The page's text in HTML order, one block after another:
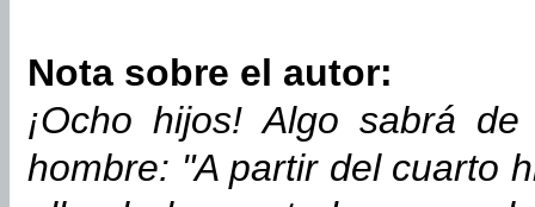
Nota sobre el autor:
¡Ocho hijos! Algo sabrá
hombre: "A partir del cuarto